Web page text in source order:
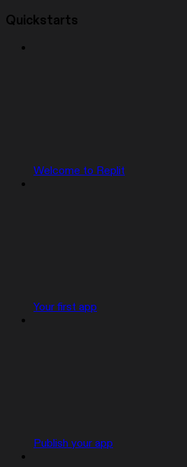
Quickstarts
Welcome to Replit
Your first app
Publish your app